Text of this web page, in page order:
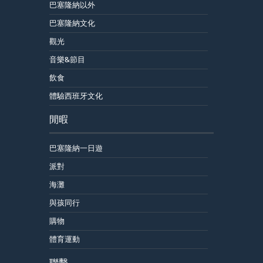
巴塞隆納以外
巴塞隆納文化
觀光
音樂&節目
飲食
體驗西班牙文化
閒暇
巴塞隆納一日遊
派對
海灘
與孩同行
購物
體育運動